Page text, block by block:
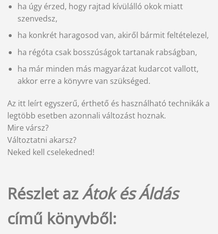
ha úgy érzed, hogy rajtad kívülálló okok miatt
szenvedsz,
ha konkrét haragosod van, akiről bármit feltételezel,
ha régóta csak bosszúságok tartanak rabságban,
ha már minden más magyarázat kudarcot vallott,
akkor erre a könyvre van szükséged.
Az itt leírt egyszerű, érthető és használható technikák a
legtöbb esetben azonnali változást hoznak.
Mire vársz?
Változtatni akarsz?
Neked kell cselekedned!
Részlet azÁtok és Áldás
című könyvből: